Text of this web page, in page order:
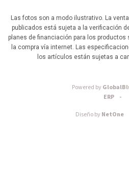
Las fotos son a modo ilustrativo. La
publicados está sujeta a la verificación
planes de financiación para los
la compra vía internet. Las
los artículos están sujetas a
Powered by
ERP -
Diseño byNetOne